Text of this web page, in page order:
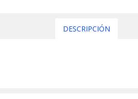
DESCRIPCIÓN